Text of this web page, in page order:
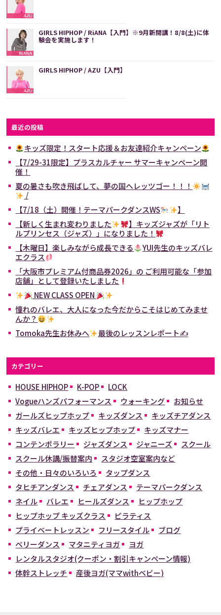
GIRLS HIPHOP / RiANA【入門】※9月新開講！8/8(土)に体
験会を実施します！
GIRLS HIPHOP / AZU【入門】
最近の投稿
キッズ限定！スタート応援＆お友達紹介キャンペーン
【7/29-31限定】プラスカルチャー サマーキャンペーン開
催！
夏の暑さも吹き飛ばして、夢の国へレッツゴー！！！
/
【7/18（土）開催！テーマパークダンスWS
】
【新しく生まれ変わりました
】キッズジャズが「リト
ルプリンセス（ジャズ）」になりました！
【木曜日】楽しみながら成長できる
YUI先生のキッズバレ
エクラス
「大阪市プレミアム付商品券2026」の ご利用可能な「参加
店舗」として登録いたしました
NEW CLASS OPEN
憧れのバレエ、大人になった今だからこそはじめてみませ
んか？
Tomoka先生お休みへ
最後のレッスンレポート✍
カテゴリー
HOUSE HIPHOP K-POP
LOCK
Vogueハンズパフォーマンス
ウォーキング
お知らせ
ガールズヒップホップ
キッズダンス
キッズチアダンス
キッズバレエ
キッズヒップホップ
キッズマナー
コンテンポラリー
ジャズダンス ジャニーズ
スクール
スクール休講/振替案内
スタジオ空室案内など
その他・日々のいろいろ
タップダンス
タヒチアンダンス
チェアダンス
テーマパークダンス
ネイル
バレエ ヒールズダンス
ヒップホップ
ヒップホップ キッズクラス
ピラティス
プライベートレッスン
フリースタイル
ブログ
ベリーダンス
マタニティヨガ
ヨガ
レンタルスタジオ(クーポン・割引キャンペーン情報)
体幹ストレッチ
産後ヨガ(ママwithベビー)